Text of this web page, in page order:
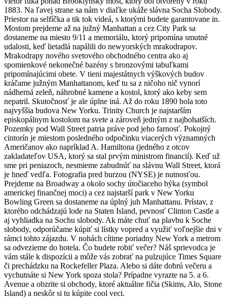
1883. Na ľavej strane sa nám v diaľke ukáže slávna Socha Slobody.
Priestor na selfíčka a tik tok videá, s ktorými budete garantovane in.
Mostom prejdeme až na južný Manhattan a cez City Park sa
dostaneme na miesto 9/11 a memoriálu, ktorý pripomína smutné
udalosti, keď lietadlá napálili do newyorských mrakodrapov.
Mrakodrapy nového svetového obchodného centra ako aj
spomienkové nekonečné bazény s bronzovými tabuľkami
pripomínajúcimi obete. V tieni majestátnych výškových budov
kráčame južným Manhattanom, keď tu sa z ničoho nič vynorí
nádherná zeleň, náhrobné kamene a kostol, ktorý ako keby sem
nepatril. Skutočnosť je ale úplne iná. Až do roku 1890 bola toto
najvyššia budova New Yorku. Trinity Church je najstarším
episkopálnym kostolom na svete a zároveň jedným z najbohatších.
Pozemky pod Wall Street patria práve pod jeho farnosť. Pokojný
cintorín je miestom posledného odpočinku viacerých významných
Američanov ako napríklad A. Hamiltona (jedného z otcov
zakladateľov USA, ktorý sa stal prvým ministrom financií). Keď už
sme pri peniazoch, nesmieme zabudnúť na slávnu Wall Street, ktorá
je hneď vedľa. Fotografia pred burzou (NYSE) je nutnosťou.
Prejdeme na Broadway a okolo sochy útočiaceho býka (symbol
americkej finančnej moci) a cez najstarší park v New Yorku
Bowling Green sa dostaneme na úplný juh Manhattanu. Prístav, z
ktorého odchádzajú lode na Staten Island, pevnosť Clinton Castle a
aj vyhliadka na Sochu slobody. Ak máte chuť na plavbu k Soche
slobody, odporúčame kúpiť si lístky vopred a využiť voľnejšie dni v
rámci tohto zájazdu. V nohách cítime poriadny New York a metrom
sa odvezieme do hotela. Čo budete robiť večer? Náš sprievodca je
vám stále k dispozícii a môže vás zobrať na pulzujúce Times Square
či prechádzku na Rockefeller Plaza. Alebo si dáte dobrú večeru a
vychutnáte si New York spoza stola? Prípadne vyrazte na 5. a 6.
Avenue a obzrite si obchody, ktoré aktuálne fičia (Skims, Alo, Stone
Island) a neskôr si tu kúpite cool veci.